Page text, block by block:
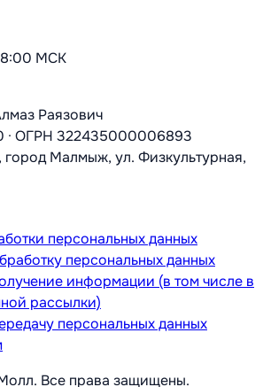
МСК
Раязович
· ОГРН 322435000006893
город Малмыж, ул. Физкультурная,
персональных данных
персональных данных
информации (в том числе в
рассылки)
персональных данных
. Все права защищены.